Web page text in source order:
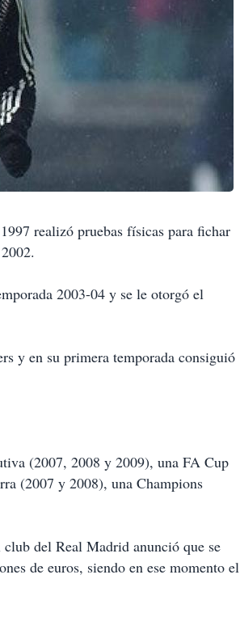
realizó pruebas físicas para fichar
2003-04 y se le otorgó el
y en su primera temporada consiguió
(2007, 2008 y 2009), una FA Cup
(2007 y 2008), una Champions
del Real Madrid anunció que se
de euros, siendo en ese momento el